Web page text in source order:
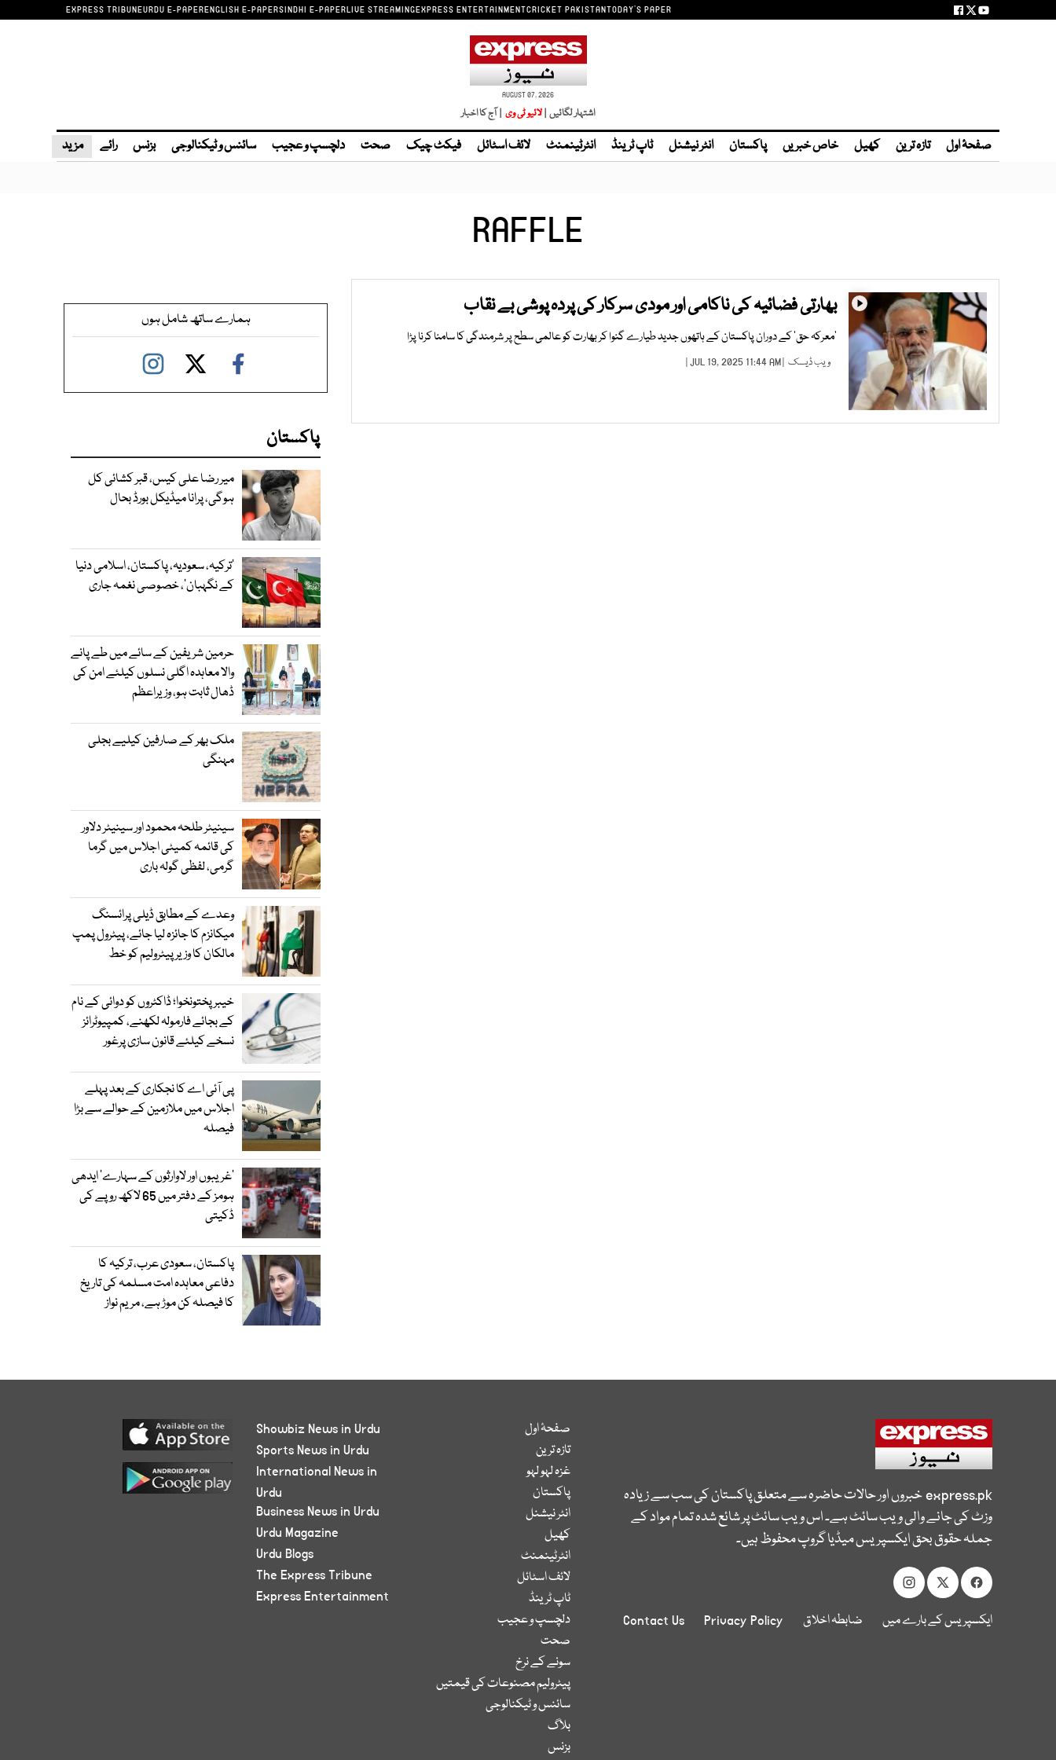
EXPRESS TRIBUNEURDU E-PAPERENGLISH E-PAPERSINDHI E-PAPERLIVE STREAMINGEXPRESS ENTERTAINMENTCRICKET PAKISTANTODAY'S PAPER
AUGUST 07, 2026
اشتہار لگائیں | | آج کا اخبار
صفحۂ اول تازہ ترین کھیل خاص خبریں پاکستان انٹر نیشنل ٹاپ ٹرینڈ انٹرٹینمنٹ لائف اسٹائل فیکٹ چیک صحت دلچسپ و عجیب سائنس و ٹیکنالوجی بزنس رائے مزید
RAFFLE
بھارتی فضائیہ کی ناکامی اور مودی سرکار کی پردہ پوشی بے نقاب
’معرکہ حق‘ کے دوران پاکستان کے ہاتھوں جدید طیارے گنوا کر بھارت کو عالمی سطح پر شرمندگی کا سامنا کرنا پڑا
ویب ڈیسک | JUL 19, 2025 11:44 AM |
ہمارے ساتھ شامل ہوں
پاکستان
میر رضا علی کیس، قبر کشائی کل
ہوگی، پرانا میڈیکل بورڈ بحال
‘ترکیہ، سعودیہ، پاکستان، اسلامی دنیا
کے نگہبان’، خصوصی نغمہ جاری
حرمین شریفین کے سائے میں طے پانے
والا معاہدہ اگلی نسلوں کیلئے امن کی
ڈھال ثابت ہو، وزیراعظم
ملک بھر کے صارفین کیلیے بجلی
مہنگی
سینیٹر طلحہ محمود اور سینیٹر دلاور
کی قائمہ کمیٹی اجلاس میں گرما
گرمی، لفظی گولہ باری
وعدے کے مطابق ڈیلی پرائسنگ
میکانزم کا جائزہ لیا جائے، پیٹرول پمپ
مالکان کا وزیرپیٹرولیم کو خط
خیبرپختونخوا؛ ڈاکٹروں کو دوائی کے نام
کے بجائے فارمولہ لکھنے، کمپیوٹرائز
نسخے کیلئے قانون سازی پرغور
پی آئی اے کا نجکاری کے بعد پہلے
اجلاس میں ملازمین کے حوالے سے بڑا
فیصلہ
’غریبوں اور لاوارثوں کے سہارے‘ ایدھی
ہومز کے دفتر میں 65 لاکھ روپے کی
ڈکیتی
پاکستان، سعودی عرب، ترکیہ کا
دفاعی معاہدہ امت مسلمہ کی تاریخ
کا فیصلہ کن موڑ ہے، مریم نواز
express.pkخبروں اور حالات حاضرہ سے متعلق پاکستان کی سب سے زیادہ
وزٹ کی جانے والی ویب سائٹ ہے۔ اس ویب سائٹ پر شائع شدہ تمام مواد کے
جملہ حقوق بحق ایکسپریس میڈیا گروپ محفوظ ہیں۔
ایکسپریس کے بارے میں ضابطہ اخلاق Privacy Policy
Contact Us
صفحۂ اول
تازہ ترین
غزہ لہو لہو
پاکستان
انٹر نیشنل
کھیل
انٹرٹینمنٹ
لائف اسٹائل
ٹاپ ٹرینڈ
دلچسپ و عجیب
صحت
سونے کے نرخ
پیٹرولیم مصنوعات کی قیمتیں
سائنس و ٹیکنالوجی
بلاگ
بزنس
Showbiz News in Urdu
Sports News in Urdu
International News in
Urdu
Business News in Urdu
Urdu Magazine
Urdu Blogs
The Express Tribune
Express Entertainment